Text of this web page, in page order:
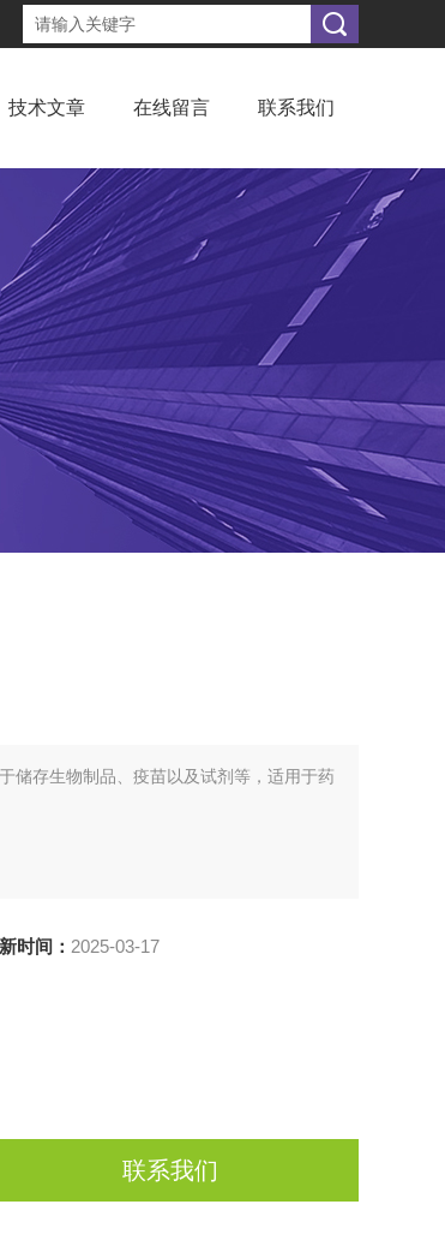
技术文章 在线留言 联系我们
储存生物制品、疫苗以及试剂等，适用于药
时间： 2025-03-17
联系我们